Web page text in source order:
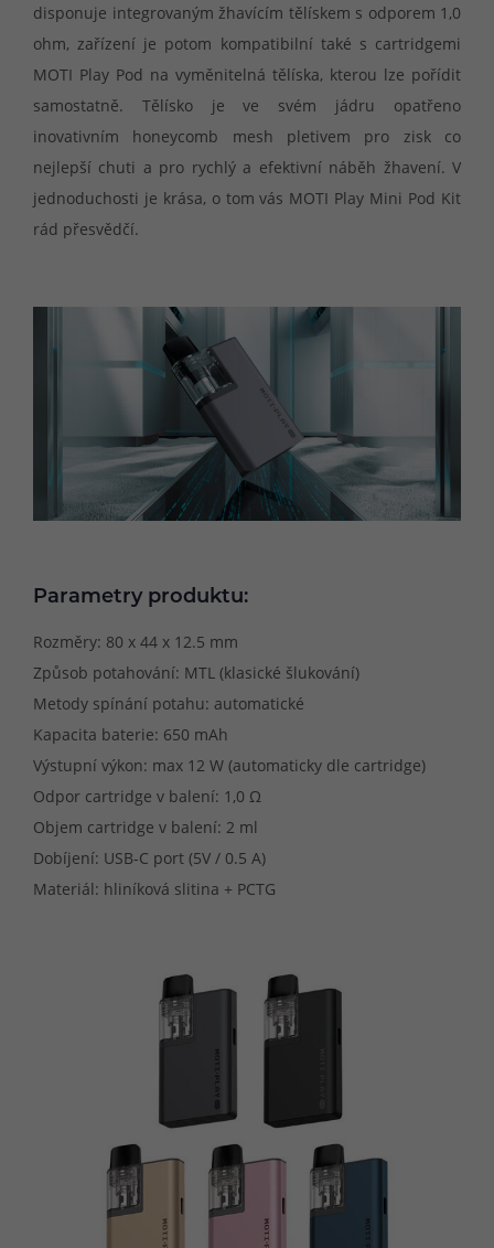
disponuje integrovaným žhavícím tělískem s odporem 1,0
ohm, zařízení je potom kompatibilní také s cartridgemi
MOTI Play Pod na vyměnitelná tělíska, kterou lze pořídit
samostatně. Tělísko je ve svém jádru opatřeno
inovativním honeycomb mesh pletivem pro zisk co
nejlepší chuti a pro rychlý a efektivní náběh žhavení. V
jednoduchosti je krása, o tom vás MOTI Play Mini Pod Kit
rád přesvědčí.
Parametry produktu:
Rozměry: 80 x 44 x 12.5 mm
Způsob potahování: MTL (klasické šlukování)
Metody spínání potahu: automatické
Kapacita baterie: 650 mAh
Výstupní výkon: max 12 W (automaticky dle cartridge)
Odpor cartridge v balení: 1,0 Ω
Objem cartridge v balení: 2 ml
Dobíjení: USB-C port (5V / 0.5 A)
Materiál: hliníková slitina + PCTG